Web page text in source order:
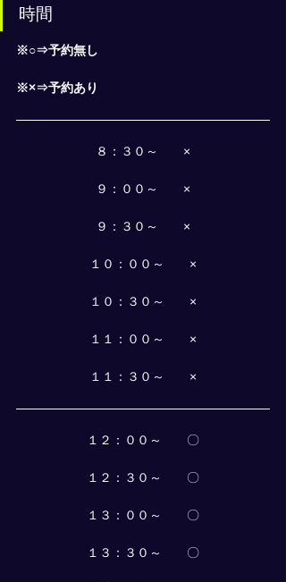
時間
※○⇒予約無し
※×⇒予約あり
８：３０～　　×
９：００～　　×
９：３０～　　×
１０：００～　　×
１０：３０～　　×
１１：００～　　×
１１：３０～　　×
１２：００～　　〇
１２：３０～　　〇
１３：００～　　〇
１３：３０～　　〇